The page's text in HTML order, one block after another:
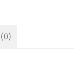
(0)